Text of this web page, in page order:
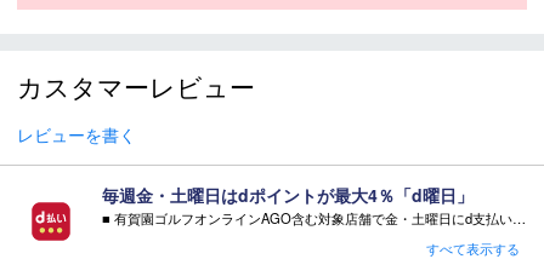
＊取扱商品は、日本正規品です。
ざいます。
ん。
＊店頭在庫と共有をしております。タイミングにより完売す
る場合がございます。
＊当WEBサイトにてビンディングを同時購入及びお持込みの
場合、取付工賃は無料です。
カスタマーレビュー
レビューを書く
毎週金・土曜日はdポイントが最大4％「d曜日」
■ 有賀園ゴルフオンラインAGO含む対象店舗で金・土曜日にd支払いをすると
すべて表示する